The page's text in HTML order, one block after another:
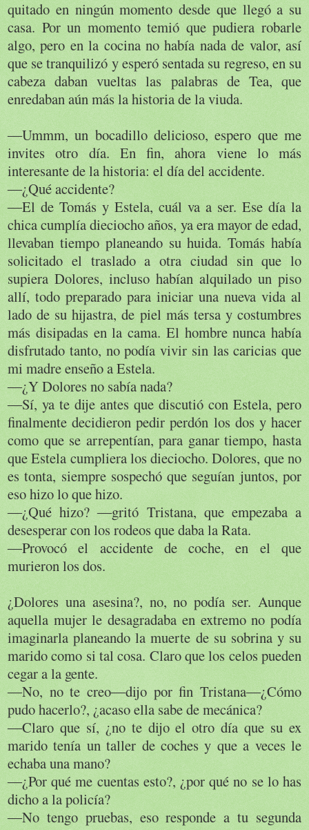
quitado en ningún momento desde que llegó a su
casa. Por un momento temió que pudiera robarle
algo, pero en la cocina no había nada de valor, así
que se tranquilizó y esperó sentada su regreso, en su
cabeza daban vueltas las palabras de Tea, que
enredaban aún más la historia de la viuda.
―Ummm, un bocadillo delicioso, espero que me
invites otro día. En fin, ahora viene lo más
interesante de la historia: el día del accidente.
―¿Qué accidente?
―El de Tomás y Estela, cuál va a ser. Ese día la
chica cumplía dieciocho años, ya era mayor de edad,
llevaban tiempo planeando su huida. Tomás había
solicitado el traslado a otra ciudad sin que lo
supiera Dolores, incluso habían alquilado un piso
allí, todo preparado para iniciar una nueva vida al
lado de su hijastra, de piel más tersa y costumbres
más disipadas en la cama. El hombre nunca había
disfrutado tanto, no podía vivir sin las caricias que
mi madre enseño a Estela.
―¿Y Dolores no sabía nada?
―Sí, ya te dije antes que discutió con Estela, pero
finalmente decidieron pedir perdón los dos y hacer
como que se arrepentían, para ganar tiempo, hasta
que Estela cumpliera los dieciocho. Dolores, que no
es tonta, siempre sospechó que seguían juntos, por
eso hizo lo que hizo.
―¿Qué hizo? ―gritó Tristana, que empezaba a
desesperar con los rodeos que daba la Rata.
―Provocó el accidente de coche, en el que
murieron los dos.
¿Dolores una asesina?, no, no podía ser. Aunque
aquella mujer le desagradaba en extremo no podía
imaginarla planeando la muerte de su sobrina y su
marido como si tal cosa. Claro que los celos pueden
cegar a la gente.
―No, no te creo―dijo por fin Tristana―¿Cómo
pudo hacerlo?, ¿acaso ella sabe de mecánica?
―Claro que sí, ¿no te dijo el otro día que su ex
marido tenía un taller de coches y que a veces le
echaba una mano?
―¿Por qué me cuentas esto?, ¿por qué no se lo has
dicho a la policía?
―No tengo pruebas, eso responde a tu segunda